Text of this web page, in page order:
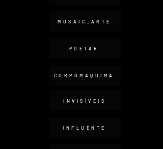
MOSAIC_ARTE
POETAR
CORPOMÁQUIMA
INVISÍVEIS
INFLUENTE